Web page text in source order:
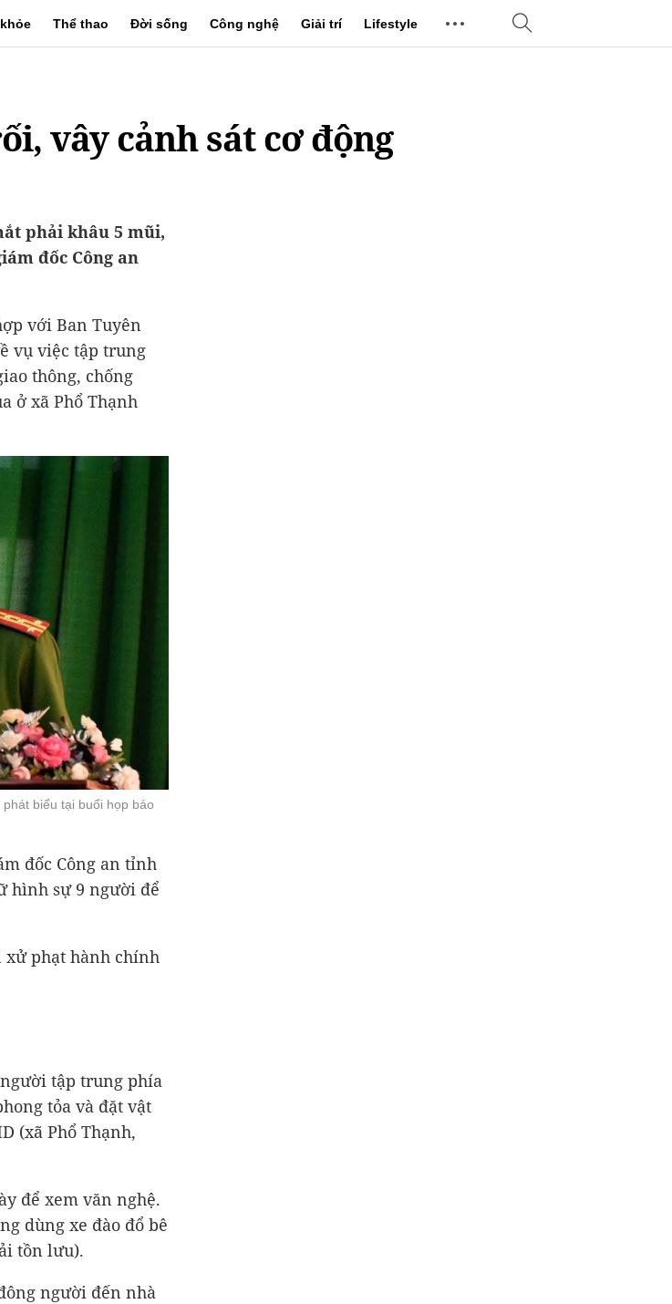
Thể thao Đời sống Công nghệ Giải trí Lifestyle
vây cảnh sát cơ động
phải khâu 5 mũi,
đốc Công an
với Ban Tuyên
vụ việc tập trung
thông, chống
ở xã Phổ Thạnh
biểu tại buổi họp báo
đốc Công an tỉnh
hình sự 9 người để
xử phạt hành chính
tập trung phía
tỏa và đặt vật
(xã Phổ Thạnh,
để xem văn nghệ.
dùng xe đào đổ bê
tồn lưu).
người đến nhà